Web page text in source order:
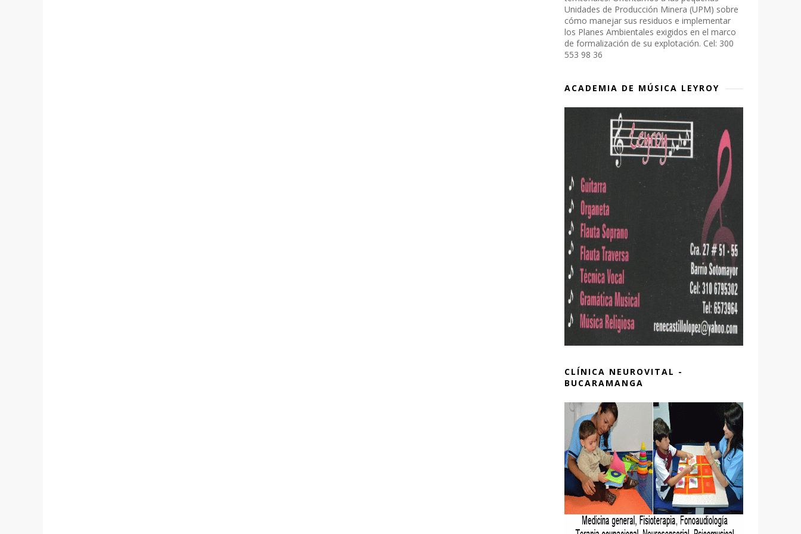
Unidades de Producción Minera (UPM) sobre
cómo manejar sus residuos e implementar
los Planes Ambientales exigidos en el marco
de formalización de su explotación. Cel: 300
553 98 36
ACADEMIA DE MÚSICA LEYROY
CLÍNICA NEUROVITAL -
BUCARAMANGA